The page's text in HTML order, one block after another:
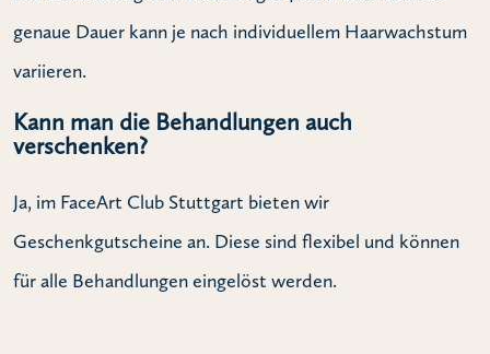
genaue Dauer kann je nach individuellem Haarwachstum
variieren.
Kann man die Behandlungen auch
verschenken?
Ja, im FaceArt Club Stuttgart bieten wir
Geschenkgutscheine an. Diese sind flexibel und können
für alle Behandlungen eingelöst werden.